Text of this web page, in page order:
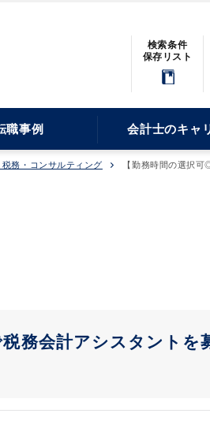
検索条件
保存リスト
職事例 会計士のキャ
務・コンサルティング
【勤務時間の選択
務会計アシスタントを